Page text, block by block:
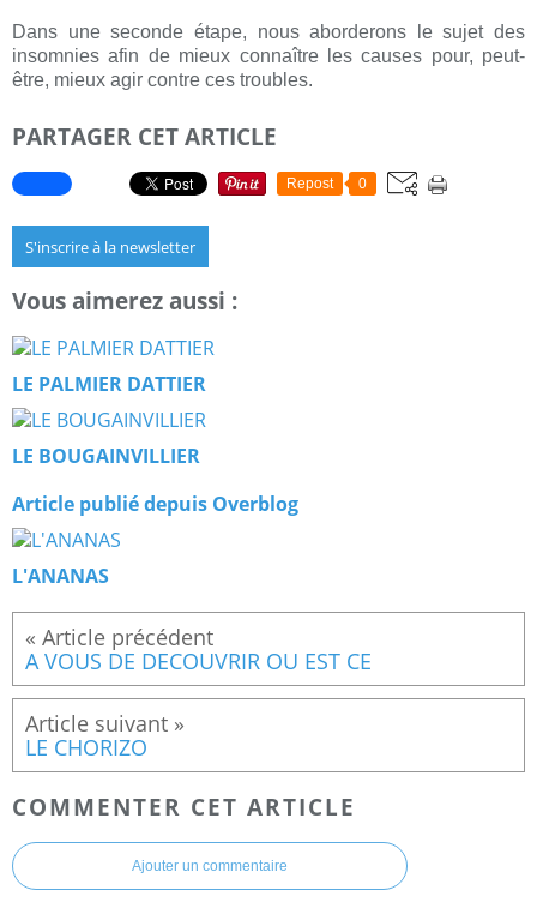
Dans une seconde étape, nous aborderons le sujet des
insomnies afin de mieux connaître les causes pour, peut-
être, mieux agir contre ces troubles.
PARTAGER CET ARTICLE
Repost 0
S'inscrire à la newsletter
Vous aimerez aussi :
LE PALMIER DATTIER
LE BOUGAINVILLIER
Article publié depuis Overblog
L'ANANAS
A VOUS DE DECOUVRIR OU EST CE
LE CHORIZO
COMMENTER CET ARTICLE
Ajouter un commentaire